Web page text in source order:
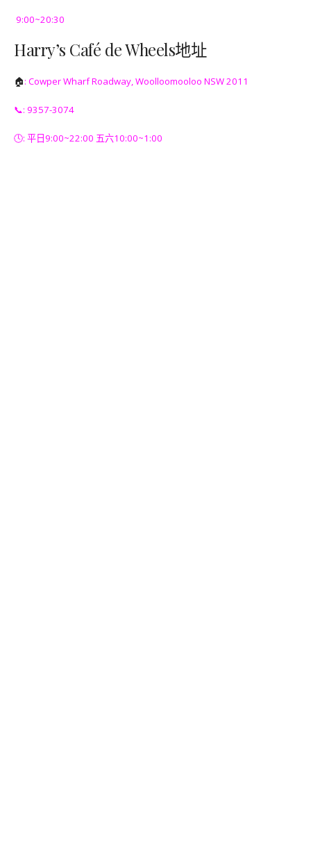
9:00~20:30
Harry’s Café de Wheels地址
🏠: Cowper Wharf Roadway, Woolloomooloo NSW 2011
📞: 9357-3074
🕓: 平日9:00~22:00 五六10:00~1:00